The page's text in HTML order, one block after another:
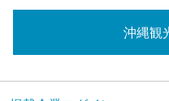
沖縄観